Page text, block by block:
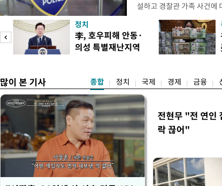
설하고 경찰관 가족 사건에
피제'를 도입한다. 경찰청
후속 조치 태스크포스
우선 올해 하반기 인사에
하던 수사감찰 기능을 인
정치
李, 호우피해 안동·
의성 특별재난지역
많이 본 기사 종합 정치 국제 경제 금융
전현무 "전 연인
락 끊어"